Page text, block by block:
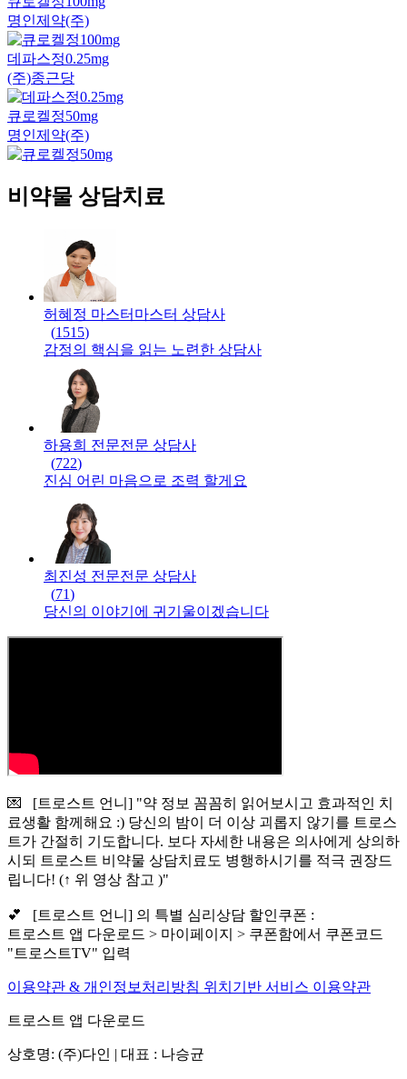
명인제약(주)
데파스정0.25mg
(주)종근당
큐로켈정50mg
명인제약(주)
비약물 상담치료
허혜정 마스터 마스터 상담사
(1515)
감정의 핵심을 읽는 노련한 상담사
하용희 전문전문 상담사
(722)
진심 어린 마음으로 조력 할게요
최진성 전문전문 상담사
(71)
당신의 이야기에 귀기울이겠습니다
💌 [트로스트 언니] "약 정보 꼼꼼히 읽어보시고 효과적인 치
료생활 함께해요 :) 당신의 밤이 더 이상 괴롭지 않기를 트로스
트가 간절히 기도합니다. 보다 자세한 내용은 의사에게 상의하
시되 트로스트 비약물 상담치료도 병행하시기를 적극 권장드
립니다! (↑ 위 영상 참고 )"
💕 [트로스트 언니] 의 특별 심리상담 할인쿠폰 :
트로스트 앱 다운로드 > 마이페이지 > 쿠폰함에서 쿠폰코드
"트로스트TV" 입력
이용약관 & 개인정보처리방침 위치기반 서비스 이용약관
트로스트 앱 다운로드
상호명: (주)다인 | 대표 : 나승균